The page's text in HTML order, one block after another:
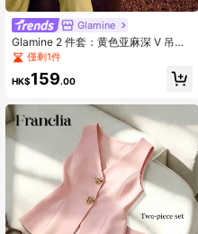
Glamine
Glamine 2 件套：黄色亚麻深 V 吊带
露背短款上衣和低腰抽绳宽松阔腿
裤，休闲性感优雅海滩度假装，适合
女士，夏季
僅剩1件
HK$159.00